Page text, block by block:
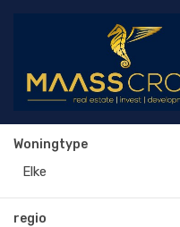
Woningtype
Elke
regio